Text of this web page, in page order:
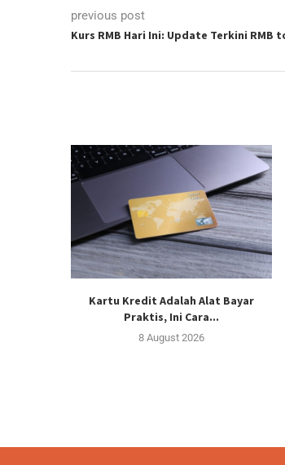
previous post
Kurs RMB Hari Ini: Update Terkini RMB
Kartu Kredit Adalah Alat Bayar
Praktis, Ini Cara...
8 August 2026